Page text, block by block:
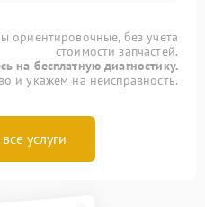
ориентировочные, без учета
стоимости запчастей.
на бесплатную диагностику.
и укажем на неисправность.
услуги